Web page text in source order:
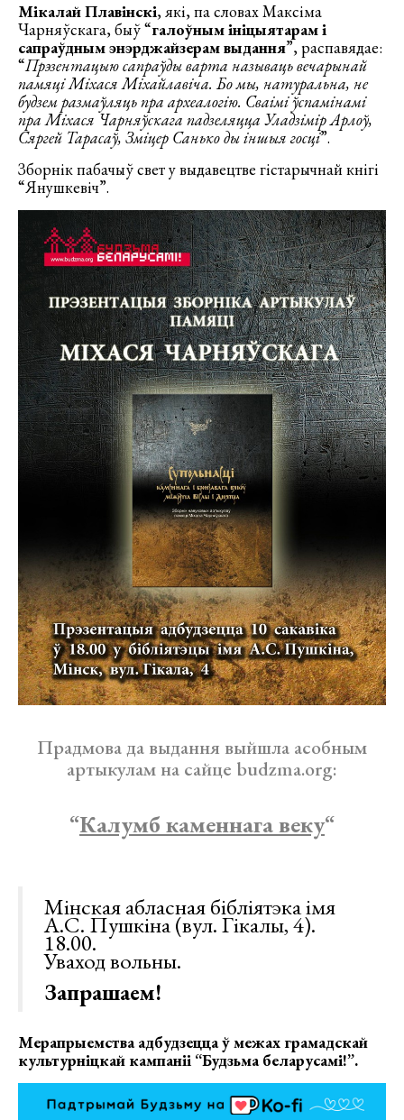
Мікалай Плавінскі, які, па словах Максіма
Чарняўскага, быў “галоўным ініцыятарам і
сапраўдным энэрджайзерам выдання”, распавядае:
“Прэзентацыю сапраўды варта называць вечарынай
памяці Міхася Міхайлавіча. Бо мы, натуральна, не
будзем размаўляць пра археалогію. Сваімі ўспамінамі
пра Міхася Чарняўскага падзеляцца Уладзімір Арлоў,
Сяргей Тарасаў, Зміцер Санько ды іншыя госці”.
Зборнік пабачыў свет у выдавецтве гістарычнай кнігі
“Янушкевіч”.
Прадмова да выдання выйшла асобным
артыкулам на сайце budzma.org:
“Калумб каменнага веку“
Мінская абласная бібліятэка імя
А.С. Пушкіна (вул. Гікалы, 4).
18.00.
Уваход вольны.
Запрашаем!
Мерапрыемства адбудзецца ў межах грамадскай
культурніцкай кампаніі “Будзьма беларусамі!”.